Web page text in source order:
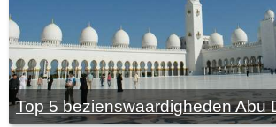
Top 5 bezienswaardigheden Abu